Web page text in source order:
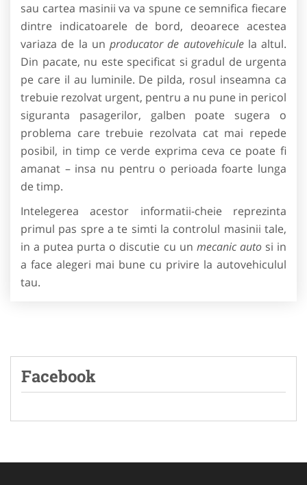
sau cartea masinii va va spune ce semnifica fiecare
dintre indicatoarele de bord, deoarece acestea
variaza de la un producator de autovehiculela altul.
Din pacate, nu este specificat si gradul de urgenta
pe care il au luminile. De pilda, rosul inseamna ca
trebuie rezolvat urgent, pentru a nu pune in pericol
siguranta pasagerilor, galben poate sugera o
problema care trebuie rezolvata cat mai repede
posibil, in timp ce verde exprima ceva ce poate fi
amanat – insa nu pentru o perioada foarte lunga
de timp.
Intelegerea acestor informatii-cheie reprezinta
primul pas spre a te simti la controlul masinii tale,
in a putea purta o discutie cu un mecanic auto si in
a face alegeri mai bune cu privire la autovehiculul
tau.
Facebook